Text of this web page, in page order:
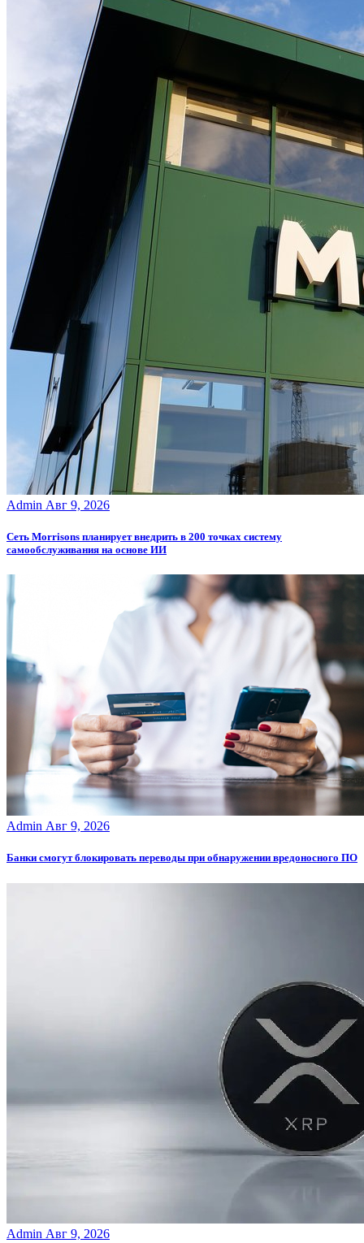
Admin Авг 9, 2026
Сеть Morrisons планирует внедрить в 200 точках систему
самообслуживания на основе ИИ
Admin Авг 9, 2026
Банки смогут блокировать переводы при обнаружении вредоносного ПО
Admin Авг 9, 2026